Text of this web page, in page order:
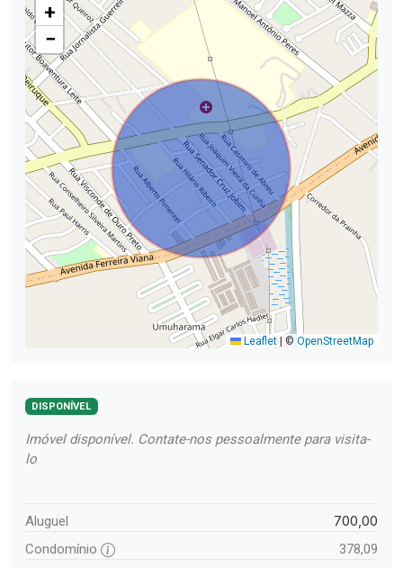
+
−
Leaflet © OpenStreetMap
DISPONÍVEL
Imóvel disponível. Contate-nos pessoalmente para visita-
lo
Aluguel 700,00
Condomínio
378,09